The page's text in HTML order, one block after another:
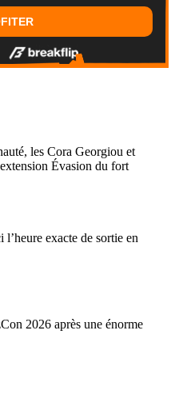
les Cora Georgiou et
Évasion du fort
exacte de sortie en
2026 après une énorme